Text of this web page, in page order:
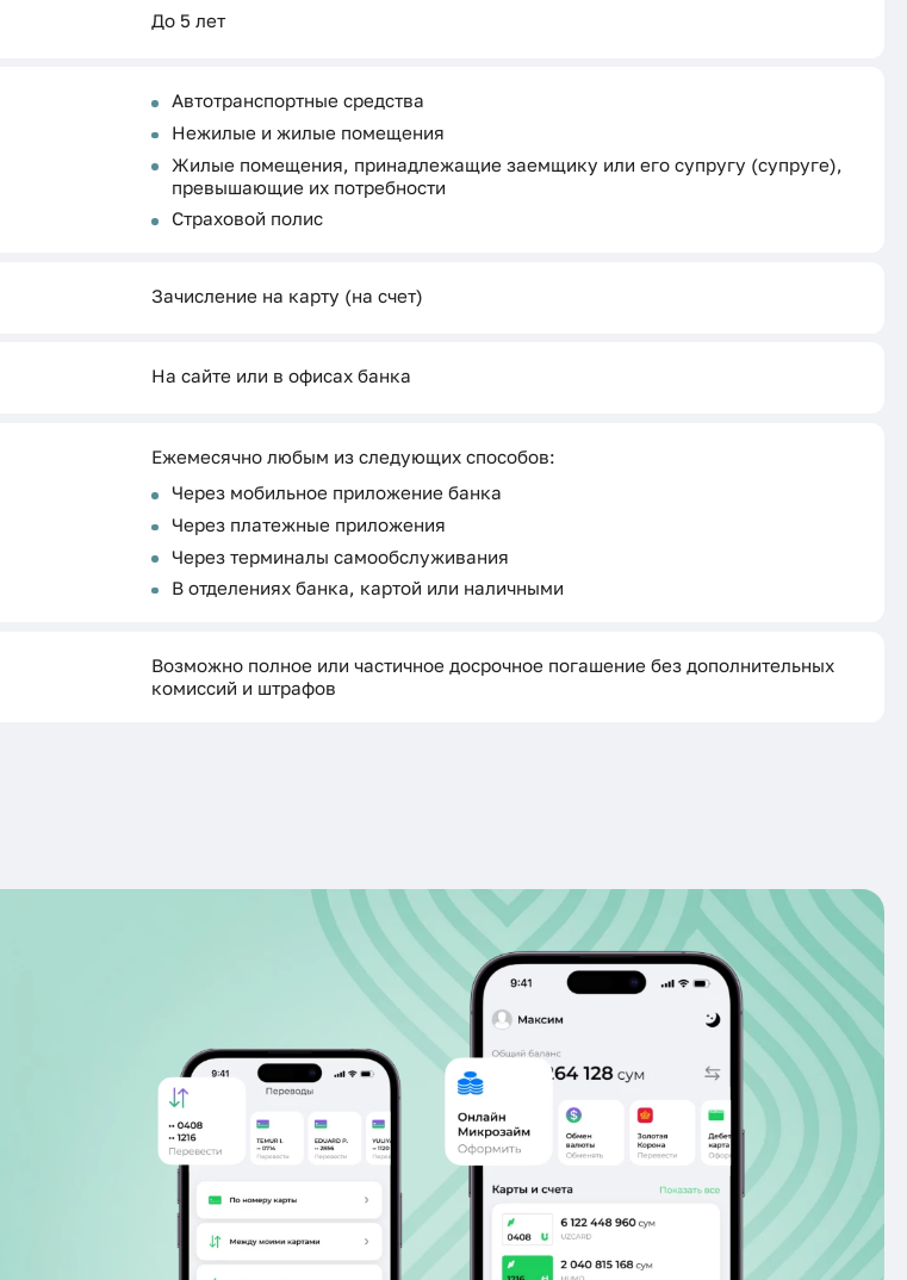
До 5 лет
Автотранспортные средства
Нежилые и жилые помещения
Жилые помещения, принадлежащие заемщику или его супругу (супруге),
превышающие их потребности
Страховой полис
Зачисление на карту (на счет)
На сайте или в офисах банка
Ежемесячно любым из следующих способов:
Через мобильное приложение банка
Через платежные приложения
Через терминалы самообслуживания
В отделениях банка, картой или наличными
Возможно полное или частичное досрочное погашение без дополнительных
комиссий и штрафов